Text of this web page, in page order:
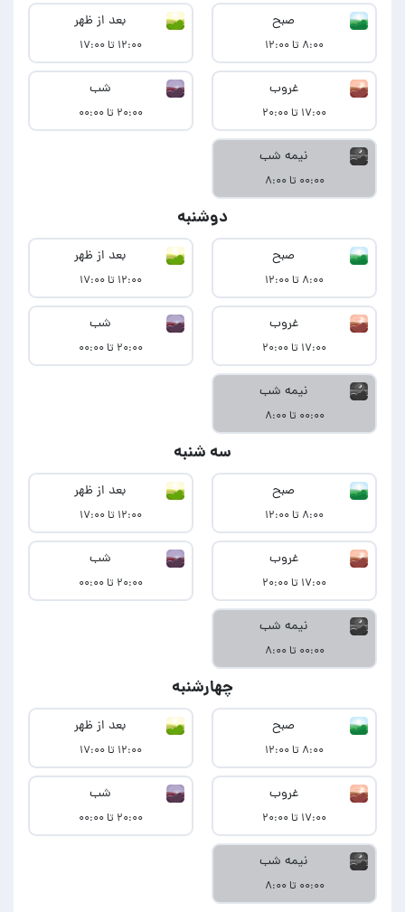
صبح
۸:۰۰ تا ۱۲:۰۰
بعد از ظهر
۱۲:۰۰ تا ۱۷:۰۰
غروب
۱۷:۰۰ تا ۲۰:۰۰
شب
۲۰:۰۰ تا ۰۰:۰۰
نیمه شب
۰۰:۰۰ تا ۸:۰۰
دوشنبه
صبح
۸:۰۰ تا ۱۲:۰۰
بعد از ظهر
۱۲:۰۰ تا ۱۷:۰۰
غروب
۱۷:۰۰ تا ۲۰:۰۰
شب
۲۰:۰۰ تا ۰۰:۰۰
نیمه شب
۰۰:۰۰ تا ۸:۰۰
سه شنبه
صبح
۸:۰۰ تا ۱۲:۰۰
بعد از ظهر
۱۲:۰۰ تا ۱۷:۰۰
غروب
۱۷:۰۰ تا ۲۰:۰۰
شب
۲۰:۰۰ تا ۰۰:۰۰
نیمه شب
۰۰:۰۰ تا ۸:۰۰
چهارشنبه
صبح
۸:۰۰ تا ۱۲:۰۰
بعد از ظهر
۱۲:۰۰ تا ۱۷:۰۰
غروب
۱۷:۰۰ تا ۲۰:۰۰
شب
۲۰:۰۰ تا ۰۰:۰۰
نیمه شب
۰۰:۰۰ تا ۸:۰۰